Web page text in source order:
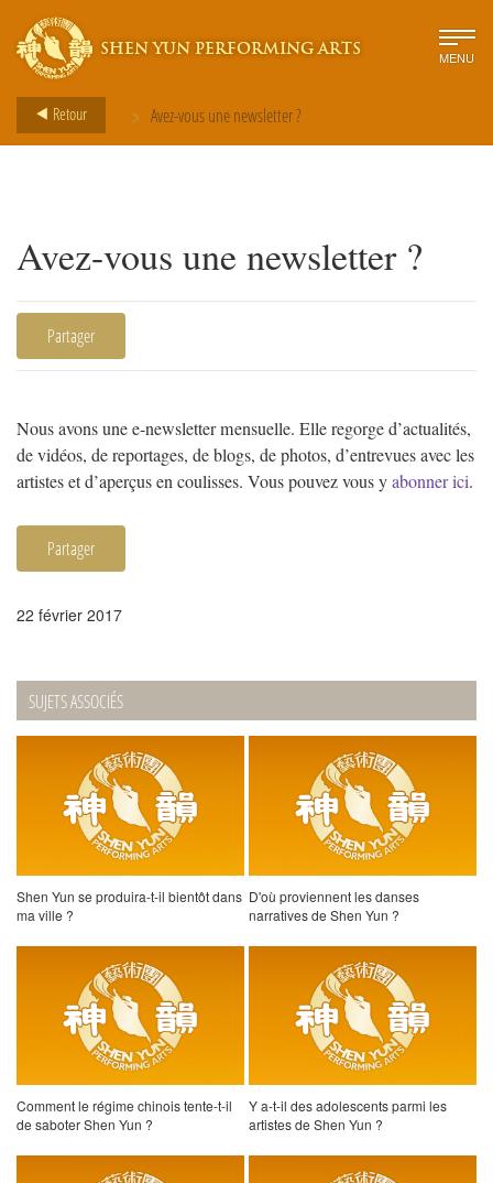
SHEN YUN PERFORMING ARTS MENU
Retour > Avez-vous une newsletter ?
Avez-vous une newsletter ?
Partager
Nous avons une e-newsletter mensuelle. Elle regorge d’actualités,
de vidéos, de reportages, de blogs, de photos, d’entrevues avec les
artistes et d’aperçus en coulisses. Vous pouvez vous yabonner ici.
Partager
22 février 2017
SUJETS ASSOCIÉS
Shen Yun se produira-t-il bientôt dans
ma ville ?
D'où proviennent les danses
narratives de Shen Yun ?
Comment le régime chinois tente-t-il
de saboter Shen Yun ?
Y a-t-il des adolescents parmi les
artistes de Shen Yun ?